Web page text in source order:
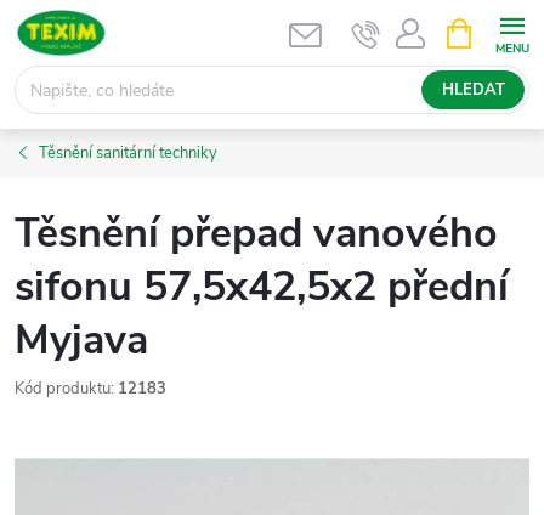
Přejít
obsah
HLEDAT
NÁKUPNÍ
KOŠÍK
Těsnění sanitární techniky
Těsnění přepad vanového
sifonu 57,5x42,5x2 přední
Myjava
Kód produktu: 12183